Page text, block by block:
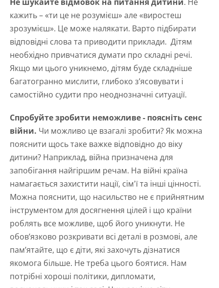
Не шукайте відмовок на питання дитини. Не
кажить – «ти це не розумієш» але «виростеш
зрозумієш». Це може налякати. Варто підбирати
відповідні слова та приводити приклади. Дітям
необхідно привчатися думати про складні речі.
Якщо ми цього уникнемо, дітям буде складніше
багатогранно мислити, глибоко з’ясовувати і
самостійно судити про неоднозначні ситуації.
Спробуйте зробити неможливе - поясніть сенс
війни. Чи можливо це взагалі зробити? Як можна
пояснити щось таке важке відповідно до віку
дитини? Наприклад, війна призначена для
запобігання найгіршим речам. На війні країна
намагається захистити нації, сім'ї та інші цінності.
Можна пояснити, що насильство не є прийнятним
інструментом для досягнення цілей і що країни
роблять все можливе, щоб його уникнути. Не
обов’язково розкривати всі деталі в розмові, але
пам’ятайте, що є діти, які захочуть дізнатися
якомога більше. Не треба цього боятися. Нам
потрібні хороші політики, дипломати,